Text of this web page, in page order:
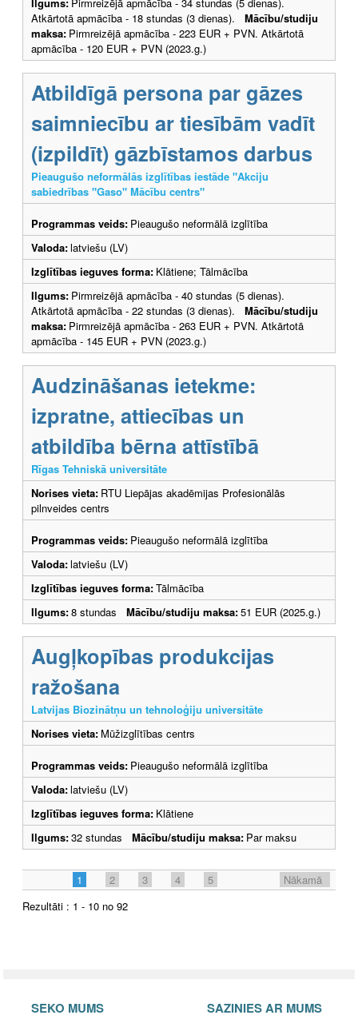
Atkārtotā apmācība - 18 stundas (3 dienas). Mācību/studiju
maksa: Pirmreizējā apmācība - 223 EUR + PVN. Atkārtotā
apmācība - 120 EUR + PVN (2023.g.)
Atbildīgā persona par gāzes
saimniecību ar tiesībām vadīt
(izpildīt) gāzbīstamos darbus
Pieaugušo neformālās izglītības iestāde "Akciju
sabiedrības "Gaso" Mācību centrs"
Programmas veids: Pieaugušo neformālā izglītība
Valoda:latviešu (LV)
Izglītības ieguves forma: Klātiene; Tālmācība
Ilgums: Pirmreizējā apmācība - 40 stundas (5 dienas).
Atkārtotā apmācība - 22 stundas (3 dienas). Mācību/studiju
maksa: Pirmreizējā apmācība - 263 EUR + PVN. Atkārtotā
apmācība - 145 EUR + PVN (2023.g.)
Audzināšanas ietekme:
izpratne, attiecības un
atbildība bērna attīstībā
Rīgas Tehniskā universitāte
Norises vieta: RTU Liepājas akadēmijas Profesionālās
pilnveides centrs
Programmas veids: Pieaugušo neformālā izglītība
Valoda:latviešu (LV)
Izglītības ieguves forma:Tālmācība
Ilgums:8 stundas Mācību/studiju maksa:51 EUR (2025.g.)
Augļkopības produkcijas
ražošana
Latvijas Biozinātņu un tehnoloģiju universitāte
Norises vieta: Mūžizglītības centrs
Programmas veids: Pieaugušo neformālā izglītība
Valoda:latviešu (LV)
Izglītības ieguves forma: Klātiene
Ilgums:32 stundas Mācību/studiju maksa: Par maksu
1 2 3 4 5
Nākamā
Rezultāti : 1 - 10 no 92
SEKO MUMS SAZINIES AR MUMS